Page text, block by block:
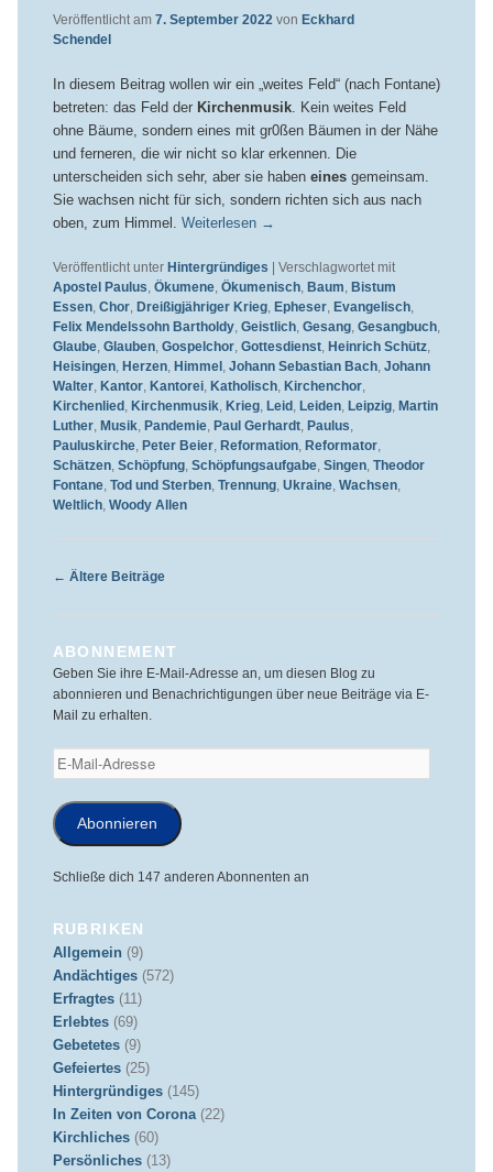
Veröffentlicht am 7. September 2022 von Eckhard
Schendel
In diesem Beitrag wollen wir ein „weites Feld“ (nach Fontane)
betreten: das Feld der Kirchenmusik. Kein weites Feld
ohne Bäume, sondern eines mit gr0ßen Bäumen in der Nähe
und ferneren, die wir nicht so klar erkennen. Die
unterscheiden sich sehr, aber sie habeneinesgemeinsam.
Sie wachsen nicht für sich, sondern richten sich aus nach
oben, zum Himmel. Weiterlesen →
Veröffentlicht unter Hintergründiges
Verschlagwortet mit
Apostel Paulus, Ökumene, Ökumenisch, Baum, Bistum
Essen, Chor, Dreißigjähriger Krieg, Epheser, Evangelisch,
Felix Mendelssohn Bartholdy, Geistlich, Gesang, Gesangbuch,
Glaube, Glauben, Gospelchor, Gottesdienst, Heinrich Schütz,
Heisingen, Herzen, Himmel , Johann Sebastian Bach, Johann
Walter, Kantor, Kantorei, Katholisch, Kirchenchor,
Kirchenlied , Kirchenmusik, Krieg, Leid , Leiden, Leipzig, Martin
Luther, Musik, Pandemie, Paul Gerhardt, Paulus,
Pauluskirche, Peter Beier, Reformation, Reformator,
Schätzen, Schöpfung, Schöpfungsaufgabe, Singen, Theodor
Fontane, Tod und Sterben, Trennung, Ukraine, Wachsen,
Weltlich, Woody Allen
Beitragsnavigation
← Ältere Beiträge
ABONNEMENT
Geben Sie ihre E-Mail-Adresse an, um diesen Blog zu
abonnieren und Benachrichtigungen über neue Beiträge via E-
Mail zu erhalten.
E-
Mail-
Adresse
Abonnieren
Schließe dich 147 anderen Abonnenten an
RUBRIKEN
Allgemein (9)
Andächtiges(572)
Erfragtes(11)
Erlebtes(69)
Gebetetes(9)
Gefeiertes(25)
Hintergründiges(145)
In Zeiten von Corona(22)
Kirchliches(60)
Persönliches(13)